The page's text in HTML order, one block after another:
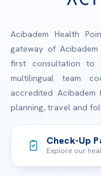
Acibadem Health
gateway of
first consultation to
multilingual team
accredited
planning, travel and
Check-Up
Explore our